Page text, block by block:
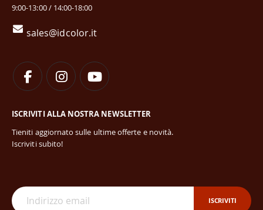
9:00-13:00 / 14:00-18:00
sales@idcolor.it
ISCRIVITI ALLA NOSTRA NEWSLETTER
Tieniti aggiornato sulle ultime offerte e novità.
Iscriviti subito!
ISCRIVITI